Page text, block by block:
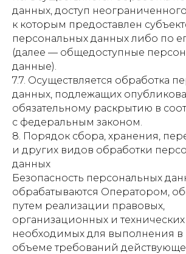
данных, доступ
к которым предоставлен
персональных данных либо по
(далее — общедоступные
данные).
7.7. Осуществляется обработка
данных, подлежащих
обязательному раскрытию в
с федеральным законом.
8. Порядок сбора, хранения,
и других видов обработки
данных
Безопасность персональных
обрабатываются Оператором,
путем реализации правовых,
организационных и
необходимых для выполнения в
объеме требований